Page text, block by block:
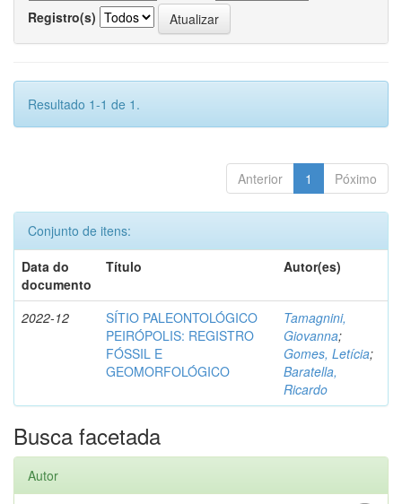
Registro(s)
Resultado 1-1 de 1.
Anterior 1 Póximo
Conjunto de itens:
Data do
documento
Título Autor(es)
2022-12
SÍTIO PALEONTOLÓGICO
PEIRÓPOLIS: REGISTRO
FÓSSIL E
GEOMORFOLÓGICO
Tamagnini,
Giovanna;
Gomes, Letícia;
Baratella,
Ricardo
Busca facetada
Autor